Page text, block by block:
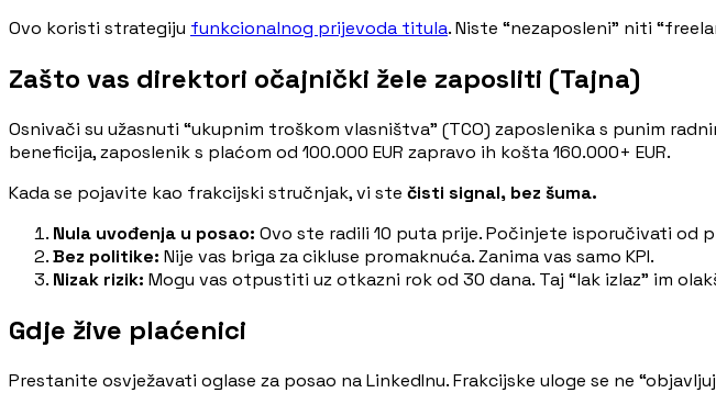
Ovo koristi strategiju funkcionalnog prijevoda titula. Niste “nezaposleni” niti
Zašto vas direktori očajnički žele zaposliti (Tajna)
Osnivači su užasnuti “ukupnim troškom vlasništva” (TCO) zaposlenika s punim
beneficija, zaposlenik s plaćom od 100.000 EUR zapravo ih košta 160.000+ EUR.
Kada se pojavite kao frakcijski stručnjak, vi ste čisti signal, bez šuma.
Nula uvođenja u posao: Ovo ste radili 10 puta prije. Počinjete isporučivati od
Bez politike: Nije vas briga za cikluse promaknuća. Zanima vas samo KPI.
Nizak rizik: Mogu vas otpustiti uz otkazni rok od 30 dana. Taj “lak izlaz” im
Gdje žive plaćenici
Prestanite osvježavati oglase za posao na LinkedInu. Frakcijske uloge se ne